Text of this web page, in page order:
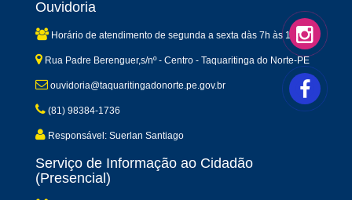
Ouvidoria
Horário de atendimento de segunda a sexta dàs 7h às 13h
Rua Padre Berenguer,s/nº - Centro - Taquaritinga do Norte-PE
ouvidoria@taquaritingadonorte.pe.gov.br
(81) 98384-1736
Responsável: Suerlan Santiago
Serviço de Informação ao Cidadão
(Presencial)